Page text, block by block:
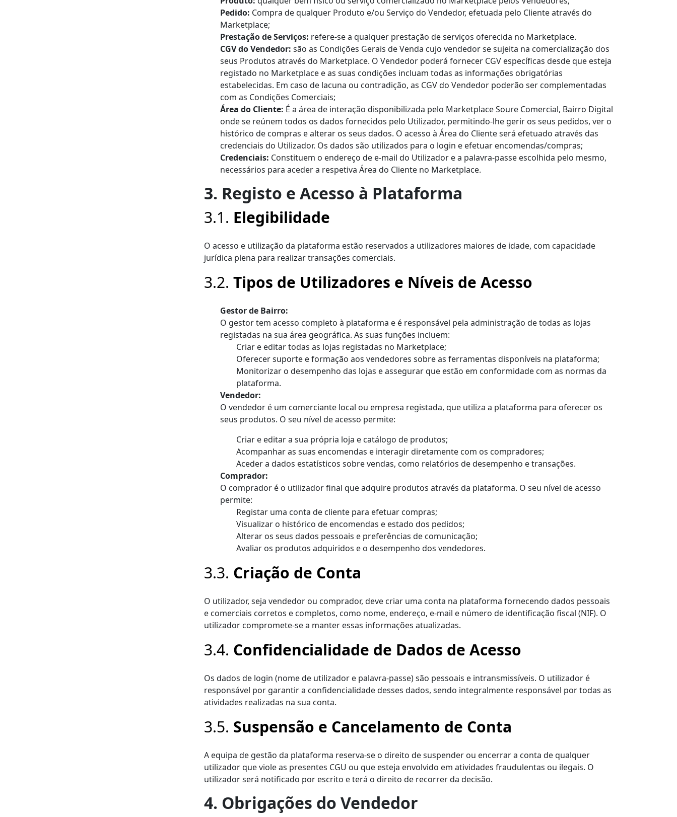
Pedido: Compra de qualquer Produto e/ou Serviço do Vendedor, efetuada pelo Cliente através do
Marketplace;
Prestação de Serviços: refere-se a qualquer prestação de serviços oferecida no Marketplace.
CGV do Vendedor: são as Condições Gerais de Venda cujo vendedor se sujeita na comercialização dos
seus Produtos através do Marketplace. O Vendedor poderá fornecer CGV específicas desde que esteja
registado no Marketplace e as suas condições incluam todas as informações obrigatórias
estabelecidas. Em caso de lacuna ou contradição, as CGV do Vendedor poderão ser complementadas
com as Condições Comerciais;
Área do Cliente: É a área de interação disponibilizada pelo Marketplace Soure Comercial, Bairro Digital
onde se reúnem todos os dados fornecidos pelo Utilizador, permitindo-lhe gerir os seus pedidos, ver o
histórico de compras e alterar os seus dados. O acesso à Área do Cliente será efetuado através das
credenciais do Utilizador. Os dados são utilizados para o login e efetuar encomendas/compras;
Credenciais: Constituem o endereço de e-mail do Utilizador e a palavra-passe escolhida pelo mesmo,
necessários para aceder a respetiva Área do Cliente no Marketplace.
3. Registo e Acesso à Plataforma
3.1. Elegibilidade
O acesso e utilização da plataforma estão reservados a utilizadores maiores de idade, com capacidade
jurídica plena para realizar transações comerciais.
3.2. Tipos de Utilizadores e Níveis de Acesso
Gestor de Bairro:
O gestor tem acesso completo à plataforma e é responsável pela administração de todas as lojas
registadas na sua área geográfica. As suas funções incluem:
Criar e editar todas as lojas registadas no Marketplace;
Oferecer suporte e formação aos vendedores sobre as ferramentas disponíveis na plataforma;
Monitorizar o desempenho das lojas e assegurar que estão em conformidade com as normas da
plataforma.
Vendedor:
O vendedor é um comerciante local ou empresa registada, que utiliza a plataforma para oferecer os
seus produtos. O seu nível de acesso permite:
Criar e editar a sua própria loja e catálogo de produtos;
Acompanhar as suas encomendas e interagir diretamente com os compradores;
Aceder a dados estatísticos sobre vendas, como relatórios de desempenho e transações.
Comprador:
O comprador é o utilizador final que adquire produtos através da plataforma. O seu nível de acesso
permite:
Registar uma conta de cliente para efetuar compras;
Visualizar o histórico de encomendas e estado dos pedidos;
Alterar os seus dados pessoais e preferências de comunicação;
Avaliar os produtos adquiridos e o desempenho dos vendedores.
3.3. Criação de Conta
O utilizador, seja vendedor ou comprador, deve criar uma conta na plataforma fornecendo dados pessoais
e comerciais corretos e completos, como nome, endereço, e-mail e número de identificação fiscal (NIF). O
utilizador compromete-se a manter essas informações atualizadas.
3.4. Confidencialidade de Dados de Acesso
Os dados de login (nome de utilizador e palavra-passe) são pessoais e intransmissíveis. O utilizador é
responsável por garantir a confidencialidade desses dados, sendo integralmente responsável por todas as
atividades realizadas na sua conta.
3.5. Suspensão e Cancelamento de Conta
A equipa de gestão da plataforma reserva-se o direito de suspender ou encerrar a conta de qualquer
utilizador que viole as presentes CGU ou que esteja envolvido em atividades fraudulentas ou ilegais. O
utilizador será notificado por escrito e terá o direito de recorrer da decisão.
4. Obrigações do Vendedor